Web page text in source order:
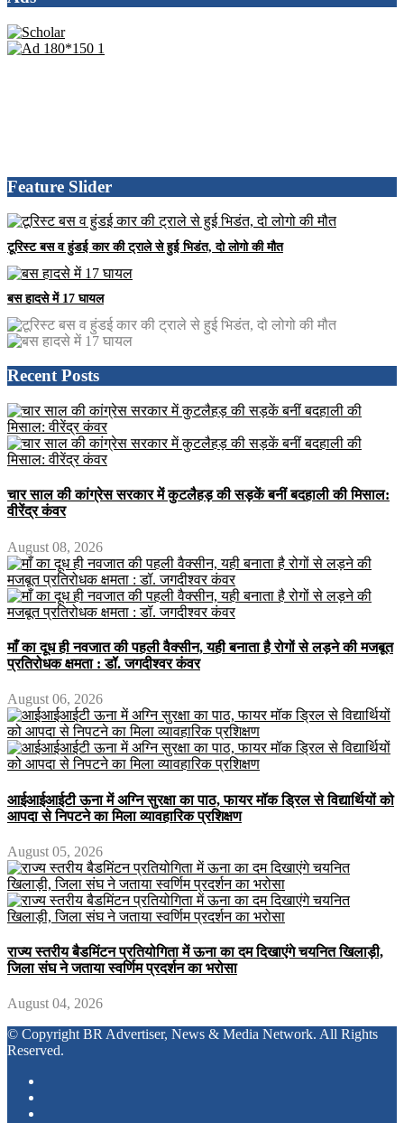
Feature Slider
टूरिस्ट बस व हुंडई कार की ट्राले से हुई भिडंत, दो लोगो की मौत
बस हादसे में 17 घायल
Recent Posts
चार साल की कांग्रेस सरकार में कुटलैहड़ की सड़कें बनीं बदहाली की मिसाल:
वीरेंद्र कंवर
August 08, 2026
माँ का दूध ही नवजात की पहली वैक्सीन, यही बनाता है रोगों से लड़ने की मजबूत
प्रतिरोधक क्षमता : डॉ. जगदीश्वर कंवर
August 06, 2026
आईआईआईटी ऊना में अग्नि सुरक्षा का पाठ, फायर मॉक ड्रिल से विद्यार्थियों को
आपदा से निपटने का मिला व्यावहारिक प्रशिक्षण
August 05, 2026
राज्य स्तरीय बैडमिंटन प्रतियोगिता में ऊना का दम दिखाएंगे चयनित खिलाड़ी,
जिला संघ ने जताया स्वर्णिम प्रदर्शन का भरोसा
August 04, 2026
© Copyright BR Advertiser, News & Media Network. All Rights
Reserved.